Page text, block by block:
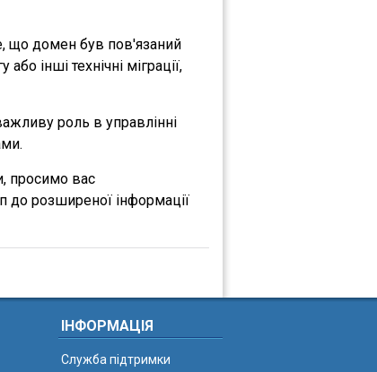
що домен був пов'язаний
інші технічні міграції,
роль в управлінні
просимо вас
до розширеної інформації
ІНФОРМАЦІЯ
Служба підтримки